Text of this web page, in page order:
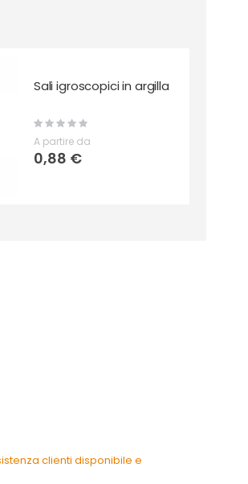
Sali igroscopici in argilla
Rating:
A partire da
0,88 €
clienti disponibile e